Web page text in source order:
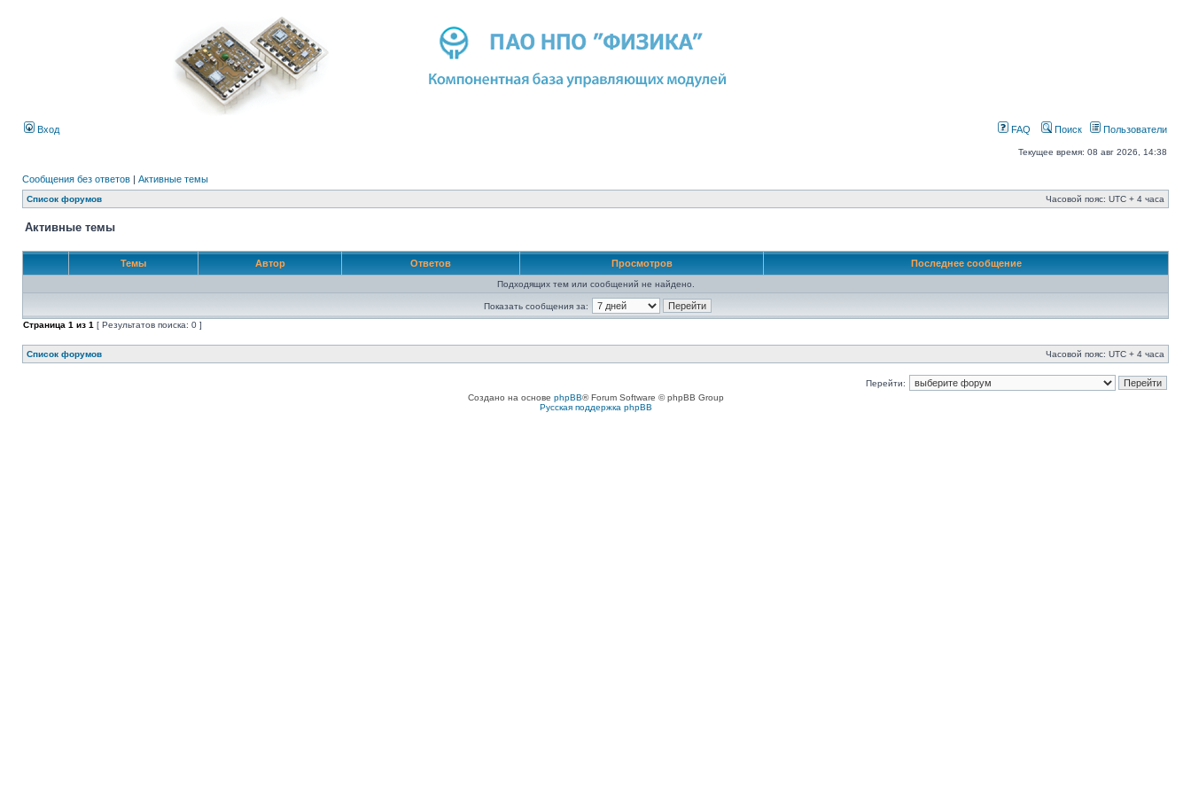
Вход FAQ Поиск Пользователи
Текущее время: 08 авг 2026, 14:38
Сообщения без ответов | Активные темы
Список форумов Часовой пояс: UTC + 4 часа
Активные темы
Темы Автор Ответов Просмотров Последнее сообщение
Подходящих тем или сообщений не найдено.
Показать сообщения за:
Страница 1 из 1 [ Результатов поиска: 0 ]
Список форумов Часовой пояс: UTC + 4 часа
Перейти:
Создано на основе phpBB® Forum Software © phpBB Group
Русская поддержка phpBB